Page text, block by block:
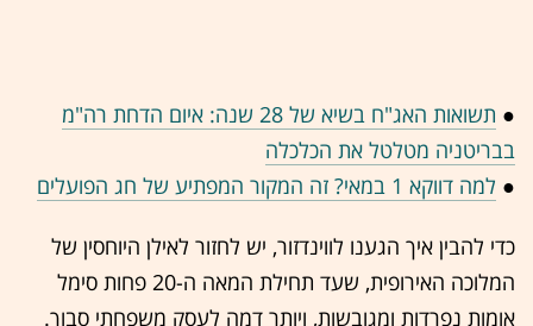
●
תשואות האג"ח בשיא של 28 שנה: איום הדחת רה"מ
בבריטניה מטלטל את הכלכלה
● למה דווקא 1 במאי? זה המקור המפתיע של חג הפועלים
כדי להבין איך הגענו לווינדזור, יש לחזור לאילן היוחסין של
המלוכה האירופית, שעד תחילת המאה ה-20 פחות סימל
אומות נפרדות ומגובשות, ויותר דמה לעסק משפחתי סבוך.